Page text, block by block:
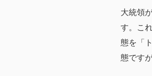
大統領
す。こ
態を「
態です